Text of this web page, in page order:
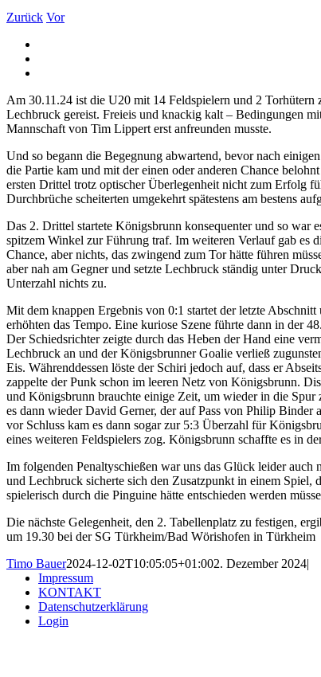
Zurück Vor
Am 30.11.24 ist die U20 mit 14 Feldspielern und 2 Torhütern
Lechbruck gereist. Freieis und knackig kalt – Bedingungen
Mannschaft von Tim Lippert erst anfreunden musste.
Und so begann die Begegnung abwartend, bevor nach
die Partie kam und mit der einen oder anderen Chance
ersten Drittel trotz optischer Überlegenheit nicht zum Erfolg
Durchbrüche scheiterten umgekehrt spätestens am bestens
Das 2. Drittel startete Königsbrunn konsequenter und so
spitzem Winkel zur Führung traf. Im weiteren Verlauf gab es
Chance, aber nichts, das zwingend zum Tor hätte führen
aber nah am Gegner und setzte Lechbruck ständig unter
Unterzahl nichts zu.
Mit dem knappen Ergebnis von 0:1 startet der letzte Abschnitt
erhöhten das Tempo. Eine kuriose Szene führte dann in der
Der Schiedsrichter zeigte durch das Heben der Hand eine
Lechbruck an und der Königsbrunner Goalie verließ
Eis. Währenddessen löste der Schiri jedoch auf, dass er
zappelte der Punk schon im leeren Netz von Königsbrunn.
und Königsbrunn brauchte einige Zeit, um wieder in die
es dann wieder David Gerner, der auf Pass von Philip Binder
vor Schluss kam es dann sogar zur 5:3 Überzahl für
eines weiteren Feldspielers zog. Königsbrunn schaffte es in
Im folgenden Penaltyschießen war uns das Glück leider auch
und Lechbruck sicherte sich den Zusatzpunkt in einem Spiel,
spielerisch durch die Pinguine hätte entschieden werden
Die nächste Gelegenheit, den 2. Tabellenplatz zu festigen,
um 19.30 bei der SG Türkheim/Bad Wörishofen in Türkheim
Timo Bauer2024-12-02T10:05:05+01:002. Dezember 2024|
Impressum
KONTAKT
Datenschutzerklärung
Login